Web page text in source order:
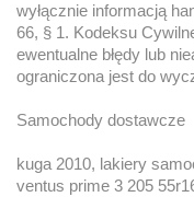
wyłącznie informacją
66, § 1. Kodeksu
ewentualne błędy lub
ograniczona jest do
Samochody dostawcze
kuga 2010, lakiery
ventus prime 3 205